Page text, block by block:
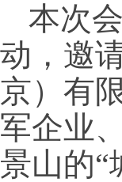
本次
动，邀
京）有
军企业
景山的“